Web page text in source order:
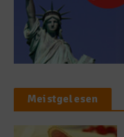
Meistgelesen